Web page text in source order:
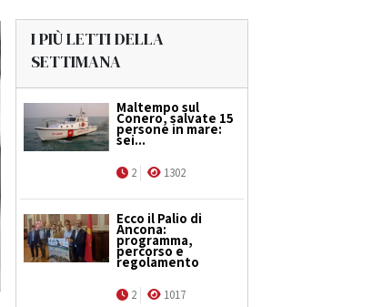
I PIÙ LETTI DELLA
SETTIMANA
Maltempo sul
Conero, salvate 15
persone in mare:
sei...
2 1302
Ecco il Palio di
Ancona:
programma,
percorso e
regolamento
2 1017